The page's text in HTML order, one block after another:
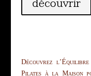
découvrir
Découvrez
Pilates à la Maison